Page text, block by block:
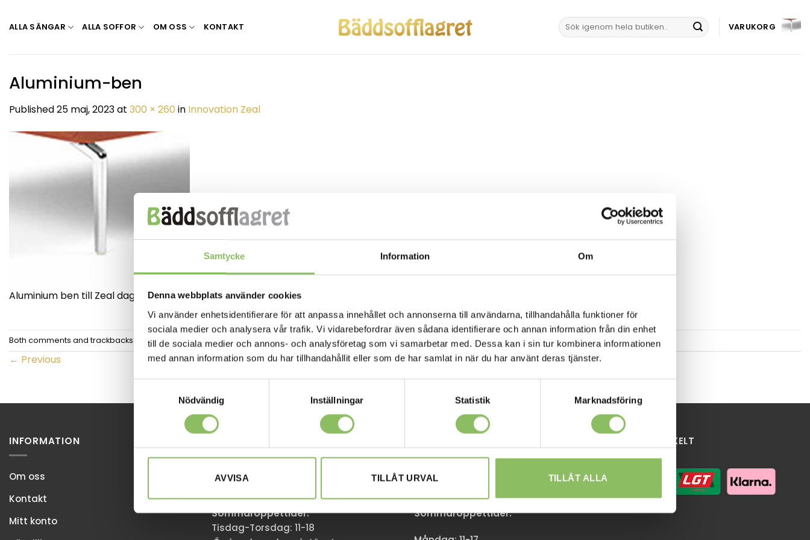
Samtycke Information Om
Denna webbplats använder cookies
Vi använder enhetsidentifierare för att anpassa innehållet och annonserna till användarna, tillhandahålla funktioner för
sociala medier och analysera vår trafik. Vi vidarebefordrar även sådana identifierare och annan information från din enhet
till de sociala medier och annons- och analysföretag som vi samarbetar med. Dessa kan i sin tur kombinera informationen
med annan information som du har tillhandahållit eller som de har samlat in när du har använt deras tjänster.
Nödvändig
Inställningar Statistik Marknadsföring
AVVISA TILLÅT URVAL TILLÅT ALLA
ALLA SÄNGAR ALLA SOFFOR OM OSS KONTAKT
Sök
efter:
VARUKORG
Aluminium-ben
Published25 maj, 2023at 300 × 260 in Innovation Zeal
Aluminium ben till Zeal dagbädd från Innovation Living
Both comments and trackbacks are currently closed.
← Previous
INFORMATION
Om oss
Kontakt
Mitt konto
Ulvsundavägen 174,
Sommaröppettider:
Tisdag-Torsdag: 11-18
Stora Åvägen 17,
Sommaröppettider:
HANDLA ENKELT